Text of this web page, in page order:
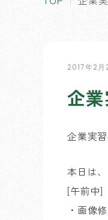
2017年2月
企
企業実
本日は、
[午前中]
・画像